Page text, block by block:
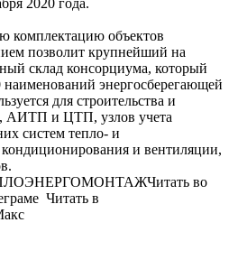
2020 года.
комплектацию объектов
позволит крупнейший на
склад консорциума, который
наименований энергосберегающей
для строительства и
АИТП и ЦТП, узлов учета
систем тепло- и
и вентиляции,
во
Читать в